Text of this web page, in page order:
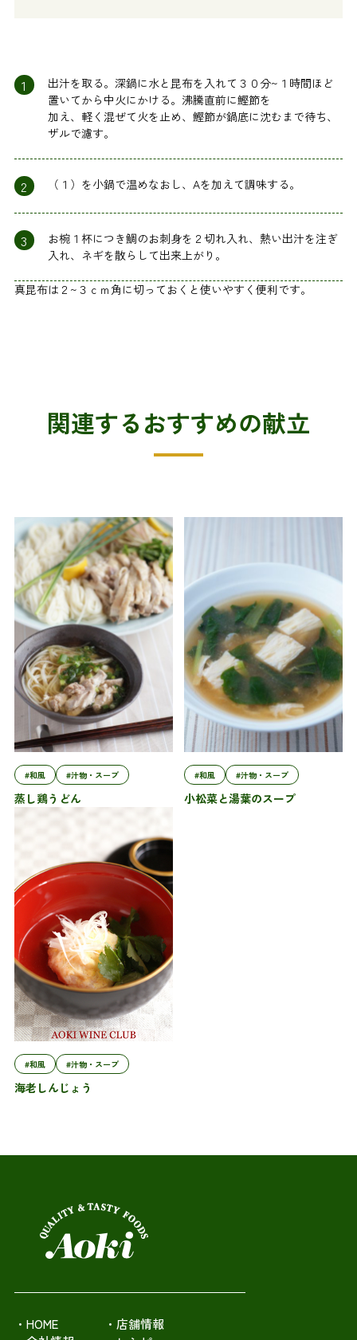
1
出汁を取る。深鍋に水と昆布を入れて３０分~１時間ほど
置いてから中火にかける。沸騰直前に鰹節を
加え、軽く混ぜて火を止め、鰹節が鍋底に沈むまで待ち、
ザルで濾す。
2 （１）を小鍋で温めなおし、Aを加えて調味する。
3
お椀１杯につき鯛のお刺身を２切れ入れ、熱い出汁を注ぎ
入れ、ネギを散らして出来上がり。
真昆布は２~３ｃｍ角に切っておくと使いやすく便利です。
関連するおすすめの献立
#和風 #汁物・スープ
蒸し鶏うどん
#和風 #汁物・スープ
小松菜と湯葉のスープ
#和風 #汁物・スープ
海老しんじょう
・HOME
・店舗情報